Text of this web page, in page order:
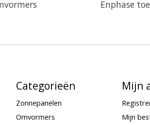
Enphase
Categorieën
Zonnepanelen
Omvormers
Mijn
Mijn